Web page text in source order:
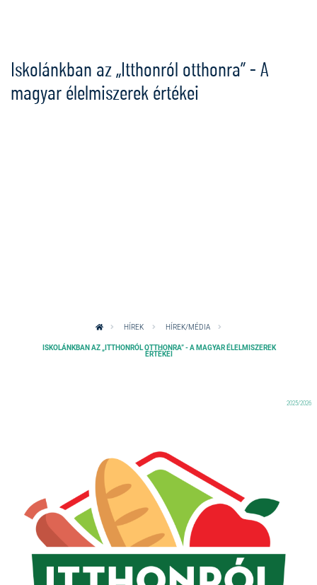
Iskolánkban az „Itthonról otthonra” - A
magyar élelmiszerek értékei
HÍREK HÍREK/MÉDIA
ISKOLÁNKBAN AZ „ITTHONRÓL OTTHONRA” - A MAGYAR ÉLELMISZEREK
ÉRTÉKEI
2025/2026